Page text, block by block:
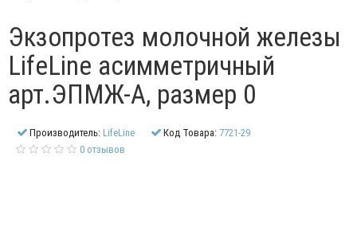
Экзопротез молочной железы
LifeLine асимметричный
арт.ЭПМЖ-А, размер 0
Производитель:LifeLine Код Товара:7721-29
0 отзывов